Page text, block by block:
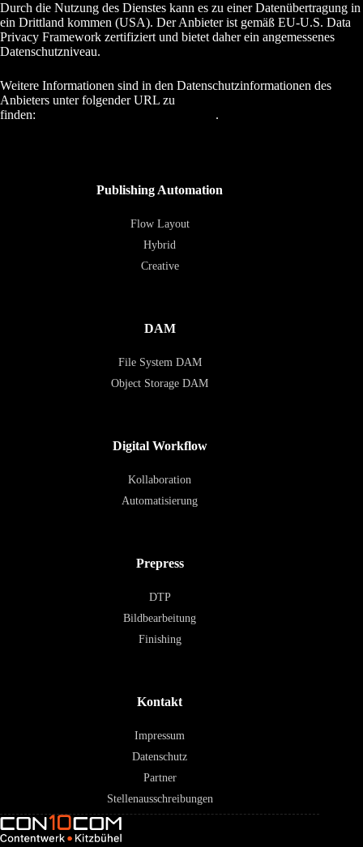
Durch die Nutzung des Dienstes kann es zu einer Datenübertragung in
ein Drittland kommen (USA). Der Anbieter ist gemäß EU-U.S. Data
Privacy Framework zertifiziert und bietet daher ein angemessenes
Datenschutzniveau.
Weitere Informationen sind in den Datenschutzinformationen des
Anbieters unter folgender URL zu
finden:
.
Publishing Automation
Flow Layout
Hybrid
Creative
DAM
File System DAM
Object Storage DAM
Digital Workflow
Kollaboration
Automatisierung
Prepress
DTP
Bildbearbeitung
Finishing
Kontakt
Impressum
Datenschutz
Partner
Stellenausschreibungen